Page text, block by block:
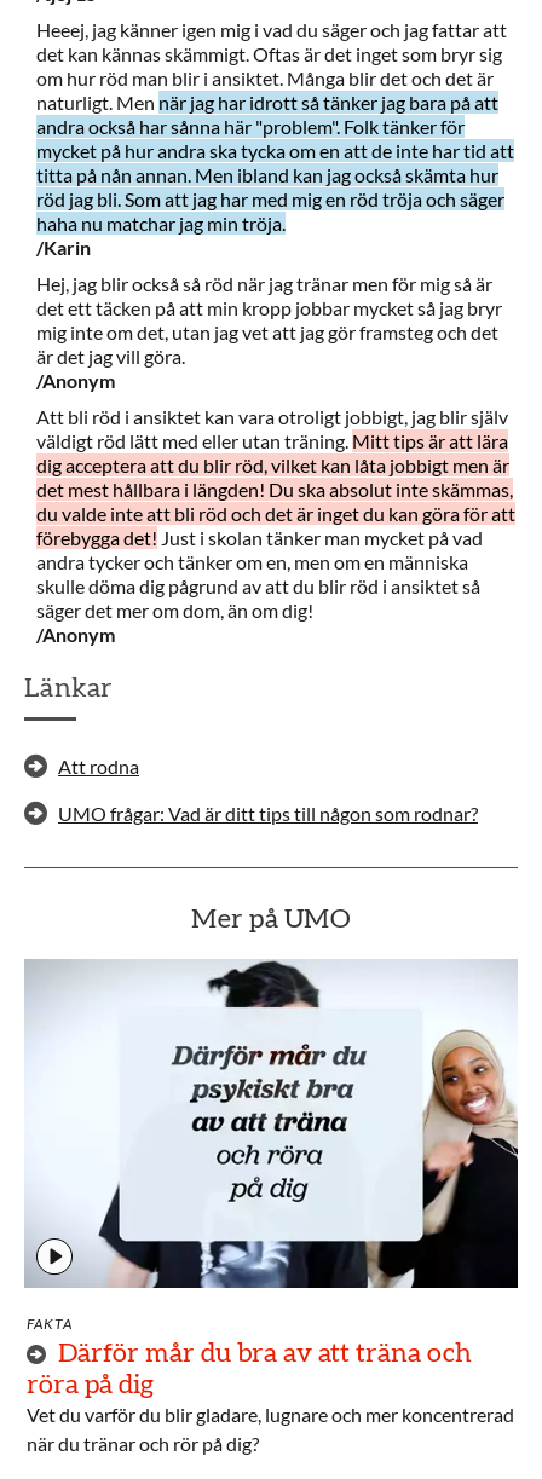
Heeej, jag känner igen mig i vad du säger och jag fattar att
det kan kännas skämmigt. Oftas är det inget som bryr sig
om hur röd man blir i ansiktet. Många blir det och det är
naturligt. Men när jag har idrott så tänker jag bara på att
andra också har sånna här "problem". Folk tänker för
mycket på hur andra ska tycka om en att de inte har tid att
titta på nån annan. Men ibland kan jag också skämta hur
röd jag bli. Som att jag har med mig en röd tröja och säger
haha nu matchar jag min tröja.
/Karin
Hej, jag blir också så röd när jag tränar men för mig så är
det ett täcken på att min kropp jobbar mycket så jag bryr
mig inte om det, utan jag vet att jag gör framsteg och det
är det jag vill göra.
/Anonym
Att bli röd i ansiktet kan vara otroligt jobbigt, jag blir själv
väldigt röd lätt med eller utan träning. Mitt tips är att lära
dig acceptera att du blir röd, vilket kan låta jobbigt men är
det mest hållbara i längden! Du ska absolut inte skämmas,
du valde inte att bli röd och det är inget du kan göra för att
förebygga det! Just i skolan tänker man mycket på vad
andra tycker och tänker om en, men om en människa
skulle döma dig pågrund av att du blir röd i ansiktet så
säger det mer om dom, än om dig!
/Anonym
Länkar
Att rodna
UMO frågar: Vad är ditt tips till någon som rodnar?
Mer på UMO
FAKTA
Därför mår du bra av att träna och
röra på dig
Vet du varför du blir gladare, lugnare och mer koncentrerad
när du tränar och rör på dig?